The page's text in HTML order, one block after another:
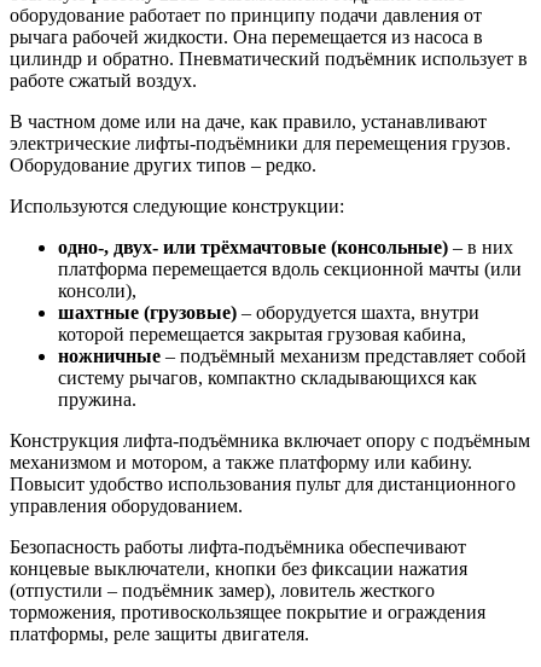
оборудование работает по принципу подачи давления от
рычага рабочей жидкости. Она перемещается из насоса в
цилиндр и обратно. Пневматический подъёмник использует в
работе сжатый воздух.
В частном доме или на даче, как правило, устанавливают
электрические лифты-подъёмники для перемещения грузов.
Оборудование других типов – редко.
Используются следующие конструкции:
одно-, двух- или трёхмачтовые (консольные) – в них
платформа перемещается вдоль секционной мачты (или
консоли),
шахтные (грузовые) – оборудуется шахта, внутри
которой перемещается закрытая грузовая кабина,
ножничные – подъёмный механизм представляет собой
систему рычагов, компактно складывающихся как
пружина.
Конструкция лифта-подъёмника включает опору с подъёмным
механизмом и мотором, а также платформу или кабину.
Повысит удобство использования пульт для дистанционного
управления оборудованием.
Безопасность работы лифта-подъёмника обеспечивают
концевые выключатели, кнопки без фиксации нажатия
(отпустили – подъёмник замер), ловитель жесткого
торможения, противоскользящее покрытие и ограждения
платформы, реле защиты двигателя.